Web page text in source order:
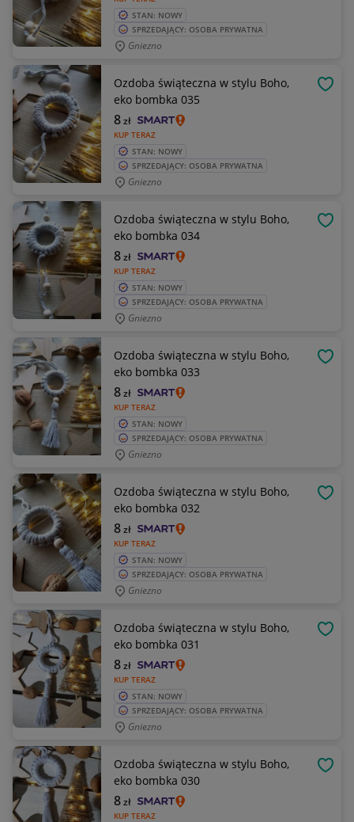
STAN: NOWY
SPRZEDAJĄCY: OSOBA PRYWATNA
Gniezno
Ozdoba świąteczna w stylu Boho,
eko bombka 035
KUP TERAZ
8zł
STAN: NOWY
SPRZEDAJĄCY: OSOBA PRYWATNA
Gniezno
Ozdoba świąteczna w stylu Boho,
eko bombka 034
KUP TERAZ
8zł
STAN: NOWY
SPRZEDAJĄCY: OSOBA PRYWATNA
Gniezno
Ozdoba świąteczna w stylu Boho,
eko bombka 033
KUP TERAZ
8zł
STAN: NOWY
SPRZEDAJĄCY: OSOBA PRYWATNA
Gniezno
Ozdoba świąteczna w stylu Boho,
eko bombka 032
KUP TERAZ
8zł
STAN: NOWY
SPRZEDAJĄCY: OSOBA PRYWATNA
Gniezno
Ozdoba świąteczna w stylu Boho,
eko bombka 031
KUP TERAZ
8zł
STAN: NOWY
SPRZEDAJĄCY: OSOBA PRYWATNA
Gniezno
Ozdoba świąteczna w stylu Boho,
eko bombka 030
KUP TERAZ
8zł